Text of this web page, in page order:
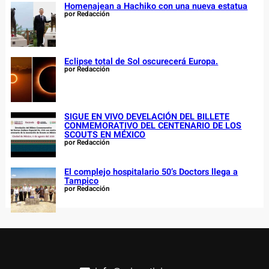
Homenajean a Hachiko con una nueva estatua
por Redacción
Eclipse total de Sol oscurecerá Europa.
por Redacción
SIGUE EN VIVO DEVELACIÓN DEL BILLETE
CONMEMORATIVO DEL CENTENARIO DE LOS
SCOUTS EN MÉXICO
por Redacción
El complejo hospitalario 50’s Doctors llega a
Tampico
por Redacción